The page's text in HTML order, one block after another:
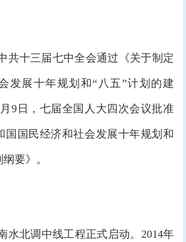
十三届七中全会通过《关于制定
发展十年规划和“八五”计划的建
9日，七届全国人大四次会议批准
国国民经济和社会发展十年规划和
要》。
北调中线工程正式启动。2014年